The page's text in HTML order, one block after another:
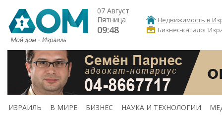
07 Август
Пятница
09:48
Недвижимость в
Бизнес-каталог
ИЗРАИЛЬ В МИРЕ БИЗНЕС НАУКА И ТЕХНОЛОГИИ